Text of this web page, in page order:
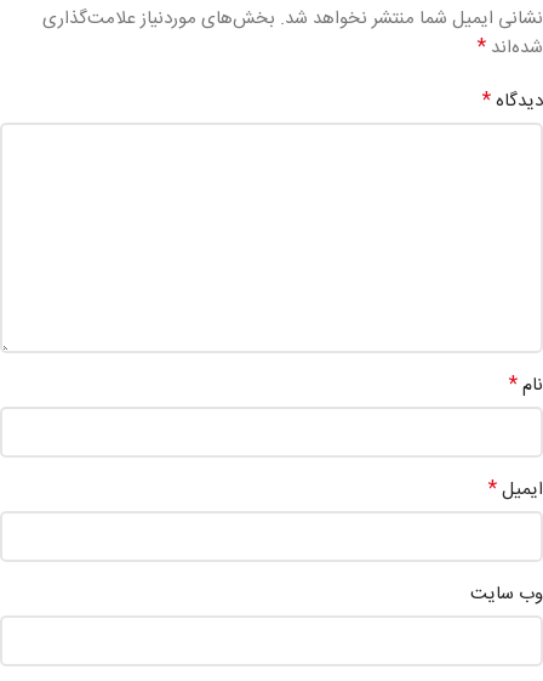
نشانی ایمیل شما منتشر نخواهد شد. بخش‌های موردنیاز علامت‌گذاری
شده‌اند *
دیدگاه*
نام*
ایمیل*
وب‌ سایت